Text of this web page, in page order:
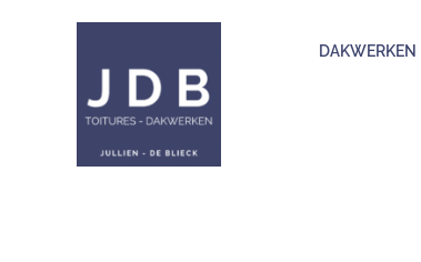
DAKWERKEN